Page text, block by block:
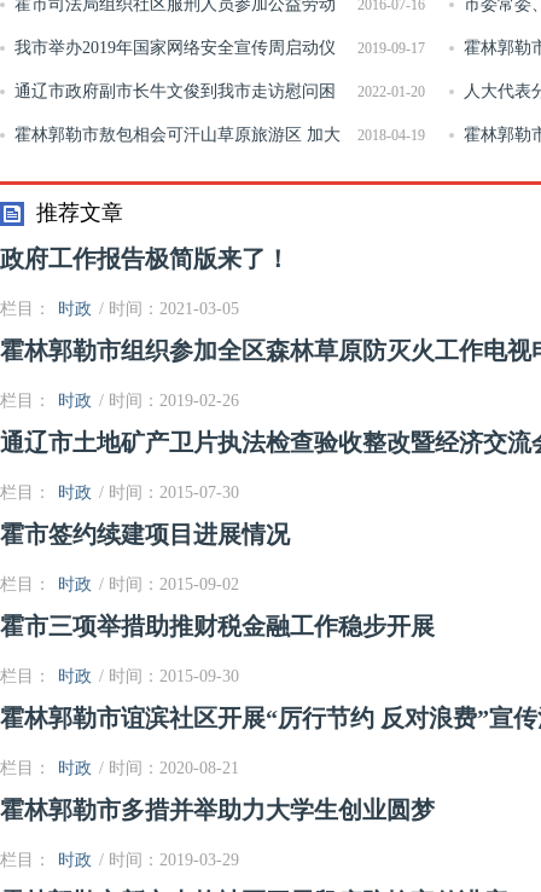
作
2016-07-16
霍市司法局组织社区服刑人员参加公益劳动 市委常委
导全员核酸
2019-09-17
我市举办2019年国家网络安全宣传周启动仪
式
霍林郭勒
演练
2022-01-20
通辽市政府副市长牛文俊到我市走访慰问困
难群众
人大代表
检两院工作
2018-04-19
霍林郭勒市敖包相会可汗山草原旅游区 加大
景区文化植入
霍林郭勒
训班圆满结
推荐文章
政府工作报告极简版来了！
栏目： 时政 / 时间：2021-03-05
霍林郭勒市组织参加全区森林草原防灭火工作电视
栏目： 时政 / 时间：2019-02-26
通辽市土地矿产卫片执法检查验收整改暨经济交流
栏目： 时政 / 时间：2015-07-30
霍市签约续建项目进展情况
栏目： 时政 / 时间：2015-09-02
霍市三项举措助推财税金融工作稳步开展
栏目： 时政 / 时间：2015-09-30
霍林郭勒市谊滨社区开展“厉行节约 反对浪费”宣
栏目： 时政 / 时间：2020-08-21
霍林郭勒市多措并举助力大学生创业圆梦
栏目： 时政 / 时间：2019-03-29